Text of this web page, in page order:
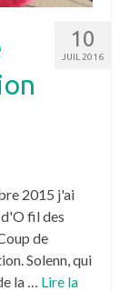
10
JUIL 2016
2015 j'ai
fil des
de
Solenn, qui
la … Lire la